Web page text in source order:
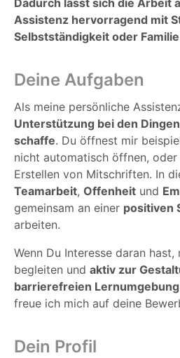
Dadurch lässt sich die Arbeit
Assistenz hervorragend mit
Selbstständigkeit oder
Deine Aufgaben
Als meine persönliche
Unterstützung bei den
schaffe. Du öffnest mir
nicht automatisch öffnen,
Erstellen von Mitschriften. In
Teamarbeit, Offenheit und
gemeinsam an einer positiven
arbeiten.
Wenn Du Interesse daran hast,
begleiten und aktiv zur
barrierefreien
freue ich mich auf deine
Dein Profil